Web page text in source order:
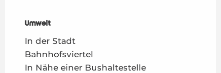
Umwelt
Umwelt
In der Stadt
Bahnhofsviertel
In Nähe einer Bushaltestelle